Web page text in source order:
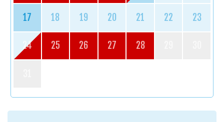
17 18 19 20 21 22 23
24 25 26 27 28